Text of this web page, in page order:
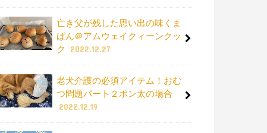
亡き父が残した思い出の味くま
ぱん＠アムウェイクィーンクッ
ク
2022.12.27
老犬介護の必須アイテム！おむ
つ問題パート２ポン太の場合
2022.12.19